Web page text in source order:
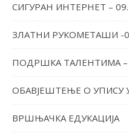
СИГУРАН ИНТЕРНЕТ – 09.
ЗЛАТНИ РУКОМЕТАШИ -
ПОДРШКА ТАЛЕНТИМА –
ОБАВЈЕШТЕЊЕ О УПИСУ
ВРШЊАЧКА ЕДУКАЦИЈА